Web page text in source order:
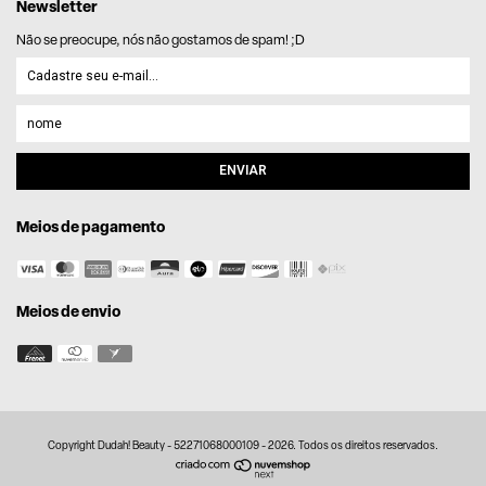
Newsletter
Não se preocupe, nós não gostamos de spam! ;D
Meios de pagamento
Meios de envio
Copyright Dudah! Beauty - 52271068000109 - 2026. Todos os direitos reservados.